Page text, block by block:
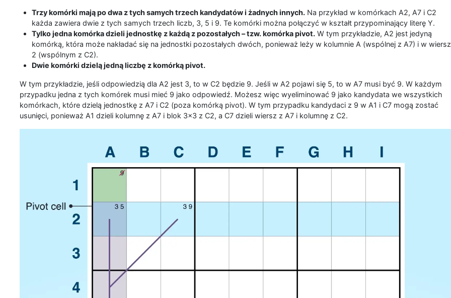
Trzy komórki mają po dwa z tych samych trzech kandydatów i żadnych innych. Na przykład w komórkach A2, A7 i C2
każda zawiera dwie z tych samych trzech liczb, 3, 5 i 9. Te komórki można połączyć w kształt przypominający literę Y.
Tylko jedna komórka dzieli jednostkę z każdą z pozostałych – tzw. komórka pivot. W tym przykładzie, A2 jest jedyną
komórką, która może nakładać się na jednostki pozostałych dwóch, ponieważ leży w kolumnie A (wspólnej z A7) i w
2 (wspólnym z C2).
Dwie komórki dzielą jedną liczbę z komórką pivot.
W tym przykładzie, jeśli odpowiedzią dla A2 jest 3, to w C2 będzie 9. Jeśli w A2 pojawi się 5, to w A7 musi być 9. W każdym
przypadku jedna z tych komórek musi mieć 9 jako odpowiedź. Możesz więc wyeliminować 9 jako kandydata we wszystkich
komórkach, które dzielą jednostkę z A7 i C2 (poza komórką pivot). W tym przypadku kandydaci z 9 w A1 i C7 mogą zostać
usunięci, ponieważ A1 dzieli kolumnę z A7 i blok 3x3 z C2, a C7 dzieli wiersz z A7 i kolumnę z C2.